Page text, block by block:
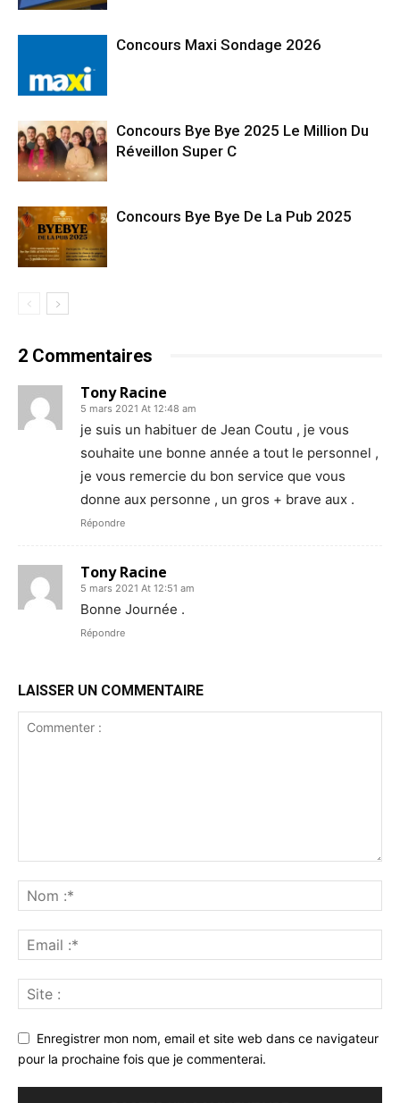
Concours Maxi Sondage 2026
Concours Bye Bye 2025 Le Million Du
Réveillon Super C
Concours Bye Bye De La Pub 2025
2 Commentaires
Tony Racine
5 mars 2021 At 12:48 am
je suis un habituer de Jean Coutu , je vous
souhaite une bonne année a tout le personnel ,
je vous remercie du bon service que vous
donne aux personne , un gros + brave aux .
Répondre
Tony Racine
5 mars 2021 At 12:51 am
Bonne Journée .
Répondre
LAISSER UN COMMENTAIRE
Enregistrer mon nom, email et site web dans ce navigateur
pour la prochaine fois que je commenterai.